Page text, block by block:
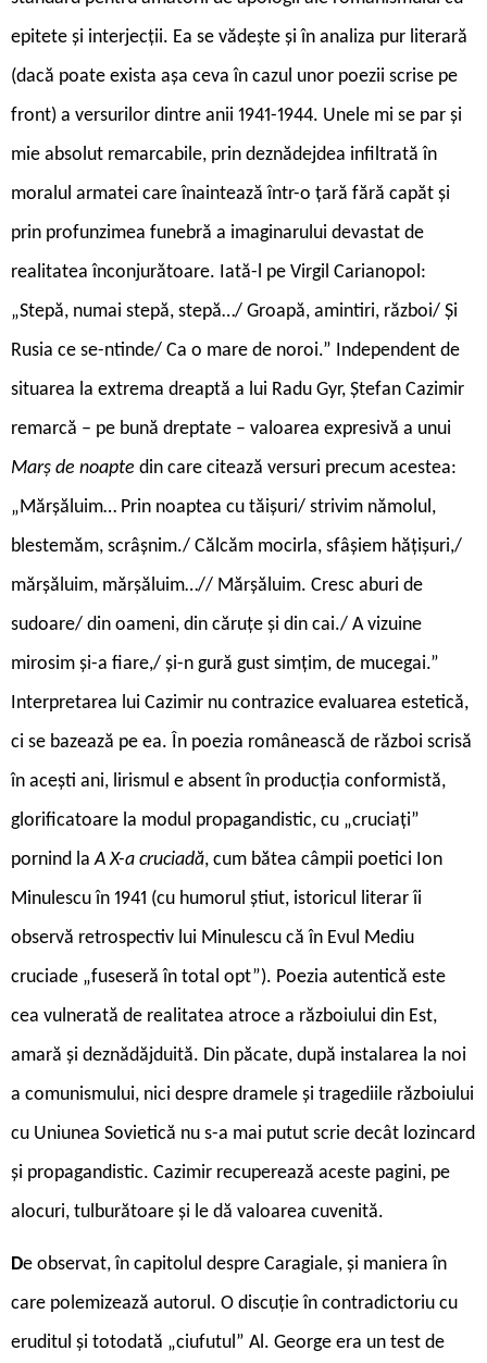
epitete și interjecții. Ea se vădește și în analiza pur literară
(dacă poate exista așa ceva în cazul unor poezii scrise pe
front) a versurilor dintre anii 1941-1944. Unele mi se par și
mie absolut remarcabile, prin deznădejdea infiltrată în
moralul armatei care înaintează într-o țară fără capăt și
prin profunzimea funebră a imaginarului devastat de
realitatea înconjurătoare. Iată-l pe Virgil Carianopol:
„Stepă, numai stepă, stepă…/ Groapă, amintiri, război/ Și
Rusia ce se-ntinde/ Ca o mare de noroi.” Independent de
situarea la extrema dreaptă a lui Radu Gyr, Ștefan Cazimir
remarcă – pe bună dreptate – valoarea expresivă a unui
Marș de noapte din care citează versuri precum acestea:
„Mărșăluim… Prin noaptea cu tăișuri/ strivim nămolul,
blestemăm, scrâșnim./ Călcăm mocirla, sfâșiem hățișuri,/
mărșăluim, mărșăluim…// Mărșăluim. Cresc aburi de
sudoare/ din oameni, din căruțe și din cai./ A vizuine
mirosim și-a fiare,/ și-n gură gust simțim, de mucegai.”
Interpretarea lui Cazimir nu contrazice evaluarea estetică,
ci se bazează pe ea. În poezia românească de război scrisă
în acești ani, lirismul e absent în producția conformistă,
glorificatoare la modul propagandistic, cu „cruciați”
pornind laA X-a cruciadă, cum bătea câmpii poetici Ion
Minulescu în 1941 (cu humorul știut, istoricul literar îi
observă retrospectiv lui Minulescu că în Evul Mediu
cruciade „fuseseră în total opt”). Poezia autentică este
cea vulnerată de realitatea atroce a războiului din Est,
amară și deznădăjduită. Din păcate, după instalarea la noi
a comunismului, nici despre dramele și tragediile războiului
cu Uniunea Sovietică nu s-a mai putut scrie decât lozincard
și propagandistic. Cazimir recuperează aceste pagini, pe
alocuri, tulburătoare și le dă valoarea cuvenită.
De observat, în capitolul despre Caragiale, și maniera în
care polemizează autorul. O discuție în contradictoriu cu
eruditul și totodată „ciufutul” Al. George era un test de